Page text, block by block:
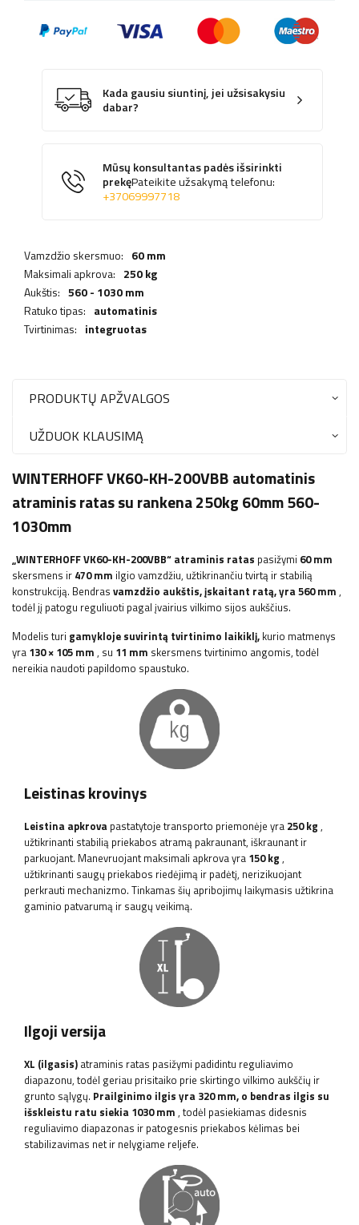
Kada gausiu siuntinį, jei užsisakysiu
dabar?
Mūsų konsultantas padės išsirinkti
prekęPateikite užsakymą telefonu:
+37069997718
Vamzdžio skersmuo: 60 mm
Maksimali apkrova: 250 kg
Aukštis: 560 - 1030 mm
Ratuko tipas: automatinis
Tvirtinimas: integruotas
PRODUKTŲ APŽVALGOS
UŽDUOK KLAUSIMĄ
WINTERHOFF VK60-KH-200VBB automatinis
atraminis ratas su rankena 250kg 60mm 560-
1030mm
„WINTERHOFFVK60-KH-200VBB“ atraminis ratas pasižymi 60 mm
skersmens ir 470 mm ilgio vamzdžiu, užtikrinančiu tvirtą ir stabilią
konstrukciją. Bendras vamzdžio aukštis, įskaitant ratą, yra 560 mm ,
todėl jį patogu reguliuoti pagal įvairius vilkimo sijos aukščius.
Modelis turi gamykloje suvirintą tvirtinimo laikiklį, kurio matmenys
yra 130 × 105 mm , su 11 mm skersmens tvirtinimo angomis, todėl
nereikia naudoti papildomo spaustuko.
Leistinas krovinys
Leistina apkrova pastatytoje transporto priemonėje yra 250 kg ,
užtikrinanti stabilią priekabos atramą pakraunant, iškraunant ir
parkuojant. Manevruojant maksimali apkrova yra 150 kg ,
užtikrinanti saugų priekabos riedėjimą ir padėtį, nerizikuojant
perkrauti mechanizmo. Tinkamas šių apribojimų laikymasis užtikrina
gaminio patvarumą ir saugų veikimą.
Ilgoji versija
XL (ilgasis) atraminis ratas pasižymi padidintu reguliavimo
diapazonu, todėl geriau prisitaiko prie skirtingo vilkimo aukščių ir
grunto sąlygų. Prailginimo ilgis yra 320 mm, o bendras ilgis su
išskleistu ratu siekia 1030 mm , todėl pasiekiamas didesnis
reguliavimo diapazonas ir patogesnis priekabos kėlimas bei
stabilizavimas net ir nelygiame reljefe.